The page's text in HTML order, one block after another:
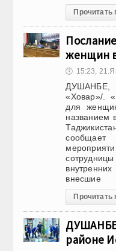
Прочитать
женщин
🕔 15:23,
«Ховар»/.
для
названием
сообщает
внесшие
Прочитать
районе